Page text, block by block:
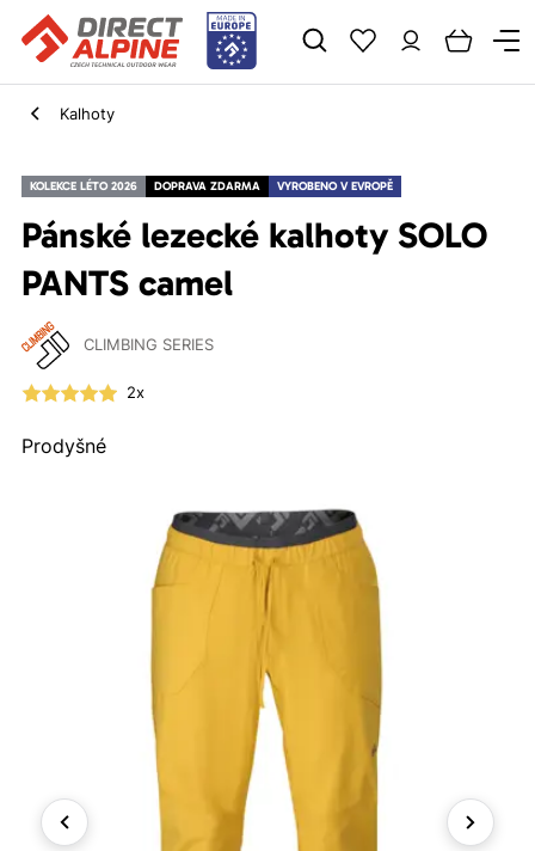
Kalhoty
KOLEKCE LÉTO 2026 DOPRAVA ZDARMA VYROBENO V EVROPĚ
Pánské lezecké kalhoty SOLO
PANTS camel
CLIMBING SERIES
2x
Prodyšné